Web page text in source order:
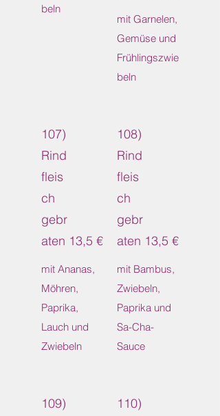
beln
mit Garnelen,
Gemüse und
Frühlingszwie
beln
107)
Rind
fleis
ch
gebr
aten
mit Ananas,
Möhren,
Paprika,
Lauch und
Zwiebeln
13,5 €
108)
Rind
fleis
ch
gebr
aten
mit Bambus,
Zwiebeln,
Paprika und
Sa-Cha-
Sauce
13,5 €
109)
110)